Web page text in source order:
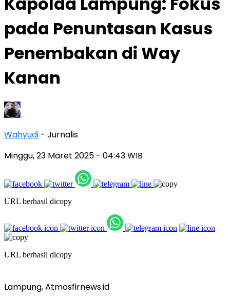
pada Penuntasan Kasus
Penembakan di Way
Kanan
Wahyudi - Jurnalis
Minggu, 23 Maret 2025 - 04:43 WIB
URL berhasil dicopy
URL berhasil dicopy
Lampung, Atmosfirnews.id